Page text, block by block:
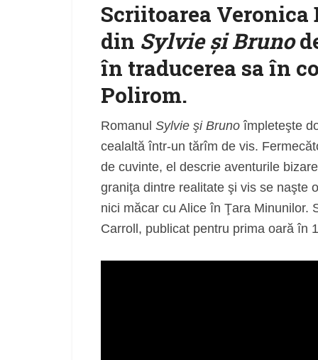
Scriitoarea Veronica
din Sylvie și Bruno
în traducerea sa în
Polirom.
Romanul Sylvie şi Bruno împleteşte
cealaltă într-un tărîm de vis.
de cuvinte, el descrie aventurile
graniţa dintre realitate şi vis se naşte
nici măcar cu Alice în Ţara Minunilor.
Carroll, publicat pentru prima oară în